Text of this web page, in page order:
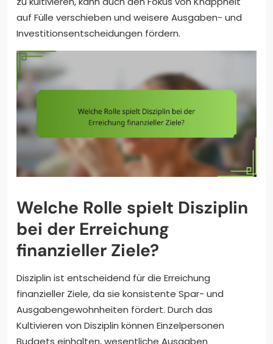
auf Fülle verschieben und weisere Ausgaben- und
Investitionsentscheidungen fördern.
Welche Rolle spielt Disziplin
bei der Erreichung
finanzieller Ziele?
Disziplin ist entscheidend für die Erreichung
finanzieller Ziele, da sie konsistente Spar- und
Ausgabengewohnheiten fördert. Durch das
Kultivieren von Disziplin können Einzelpersonen
Budgets einhalten, wesentliche Ausgaben